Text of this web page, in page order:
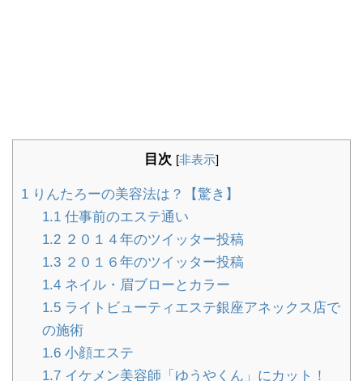
目次 [非表示]
1 りんたろーの美容法は？【驚き】
1.1仕事前のエステ通い
1.2２０１４年のツイッター投稿
1.3２０１６年のツイッター投稿
1.4ネイル・眉ブローとカラー
1.5ライトビューティエステ銀座アネックス店で
の施術
1.6小顔エステ
1.7イケメン美容師「ゆうやくん」にカット！